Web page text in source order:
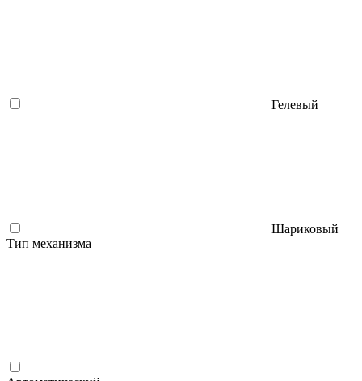
Гелевый
Шариковый
Тип механизма